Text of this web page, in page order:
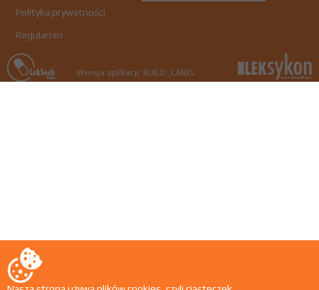
Polityka prywatności
Regulamin
Wersja aplikacji: BUILD_LABEL